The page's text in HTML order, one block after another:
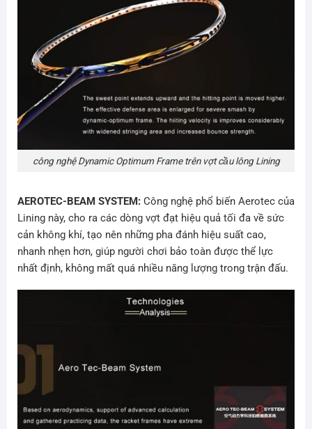
công nghệ Dynamic Optimum Frame trên vợt cầu lông Lining
AEROTEC-BEAM SYSTEM: Công nghệ phổ biến Aerotec của
Lining này, cho ra các dòng vợt đạt hiệu quả tối đa về sức
cản không khí, tạo nên những pha đánh hiệu suất cao,
nhanh nhẹn hơn, giúp người chơi bảo toàn được thể lực
nhất định, không mất quá nhiều năng lượng trong trận đấu.